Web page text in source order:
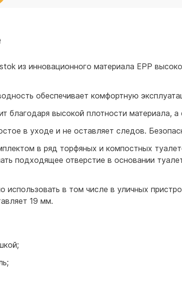
из инновационного материала EPP
обеспечивает комфортную
благодаря высокой плотности материала,
в уходе и не оставляет следов.
в ряд торфяных и компостных
подходящее отверстие в основании
использовать в том числе в уличных
19 мм.